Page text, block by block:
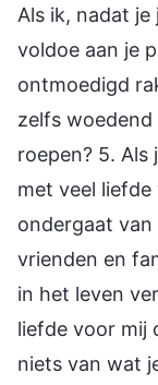
Als ik, nadat
voldoe aan je
ontmoedigd
zelfs
roepen? 5.
met veel
ondergaat
vrienden en
in het leven
liefde voor mij
niets van wat